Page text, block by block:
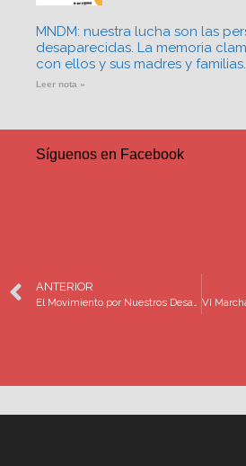
MNDM: nuestra lucha son las
desaparecidas. La memoria
con ellos y sus madres y familias.
Leer nota »
Síguenos en Facebook
ANTERIOR
El Movimiento por Nuestros Desaparecidos en México reconoce avances y manifiesta reservas en el proyecto de dictamen Ley General de Desaparición Forzada y Desaparición por Particulares.